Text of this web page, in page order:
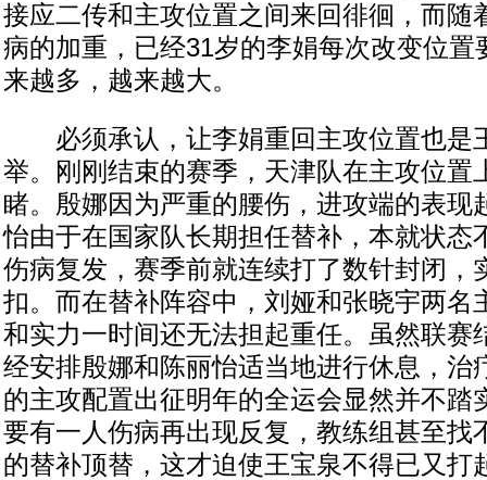
接应二传和主攻位置之间来回徘徊，而随
病的加重，已经31岁的李娟每次改变位置
来越多，越来越大。
必须承认，让李娟重回主攻位置也是
举。刚刚结束的赛季，天津队在主攻位置
睹。殷娜因为严重的腰伤，进攻端的表现
怡由于在国家队长期担任替补，本就状态
伤病复发，赛季前就连续打了数针封闭，
扣。而在替补阵容中，刘娅和张晓宇两名
和实力一时间还无法担起重任。虽然联赛
经安排殷娜和陈丽怡适当地进行休息，治
的主攻配置出征明年的全运会显然并不踏
要有一人伤病再出现反复，教练组甚至找
的替补顶替，这才迫使王宝泉不得已又打